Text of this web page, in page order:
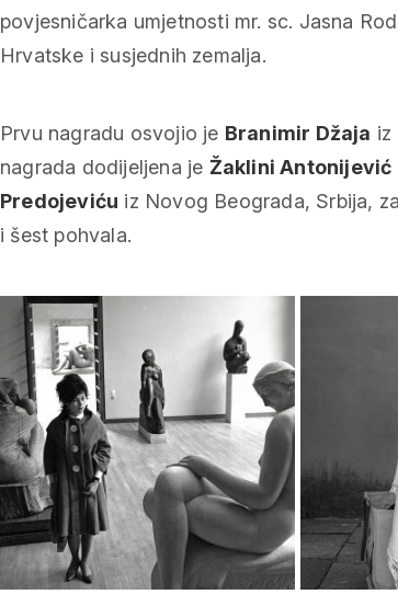
povjesničarka umjetnosti mr. sc. Jasna
Hrvatske i susjednih zemalja.
Prvu nagradu osvojio je Branimir Džaja iz
nagrada dodijeljena je Žaklini Antonijević
Predojeviću iz Novog Beograda, Srbija,
i šest pohvala.